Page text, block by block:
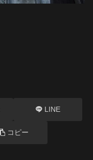
LINE
コピー